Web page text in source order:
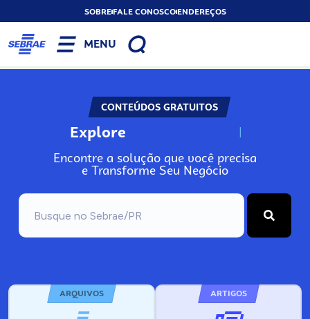
SOBREFALE CONOSCOENDEREÇOS
MENU
CONTEÚDOS GRATUITOS
Explore N
Encontre a solução que você precisa
e Transforme Seu Negócio
ARQUIVOS ARTIGOS